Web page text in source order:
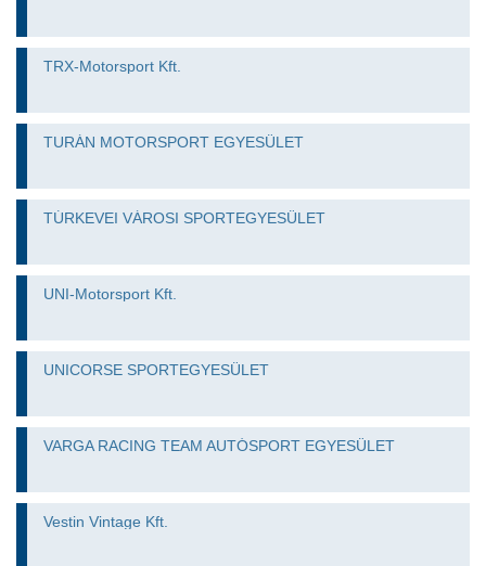
TRX-Motorsport Kft.
TURÁN MOTORSPORT EGYESÜLET
TÚRKEVEI VÁROSI SPORTEGYESÜLET
UNI-Motorsport Kft.
UNICORSE SPORTEGYESÜLET
VARGA RACING TEAM AUTÓSPORT EGYESÜLET
Vestin Vintage Kft.